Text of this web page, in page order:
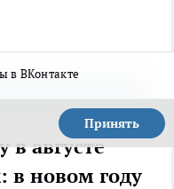
в ВКонтакте
Принять
августе
в новом году